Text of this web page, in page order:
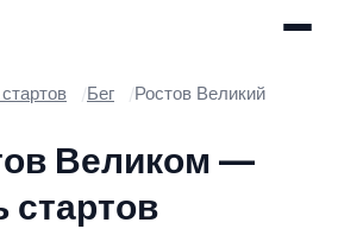
Бег Ростов Великий
Великом —
стартов